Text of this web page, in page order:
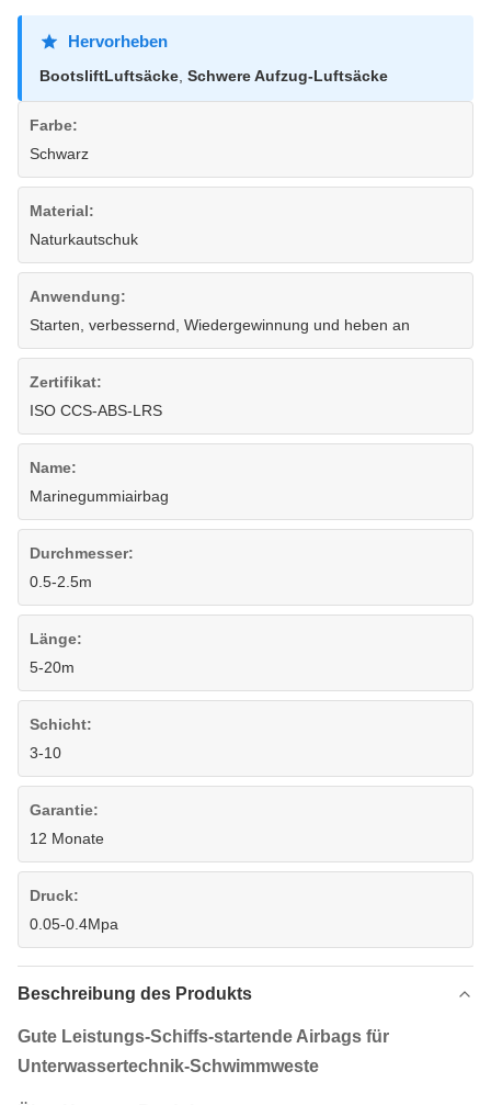
Hervorheben
BootsliftLuftsäcke Schwere Aufzug-Luftsäcke
Farbe:
Schwarz
Material:
Naturkautschuk
Anwendung:
Starten, verbessernd, Wiedergewinnung und heben an
Zertifikat:
ISO CCS-ABS-LRS
Name:
Marinegummiairbag
Durchmesser:
0.5-2.5m
Länge:
5-20m
Schicht:
3-10
Garantie:
12 Monate
Druck:
0.05-0.4Mpa
Beschreibung des Produkts
Gute Leistungs-Schiffs-startende Airbags für
Unterwassertechnik-Schwimmweste